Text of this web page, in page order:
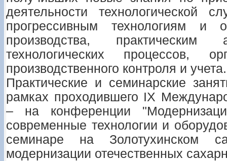
деятельности технологической
прогрессивным технологиям и
производства, практическим
технологических процессов,
производственного контроля и учета.
Практические и семинарские
рамках проходившего IX
– на конференции
современные технологии и
семинаре на Золотухинском
модернизации отечественных